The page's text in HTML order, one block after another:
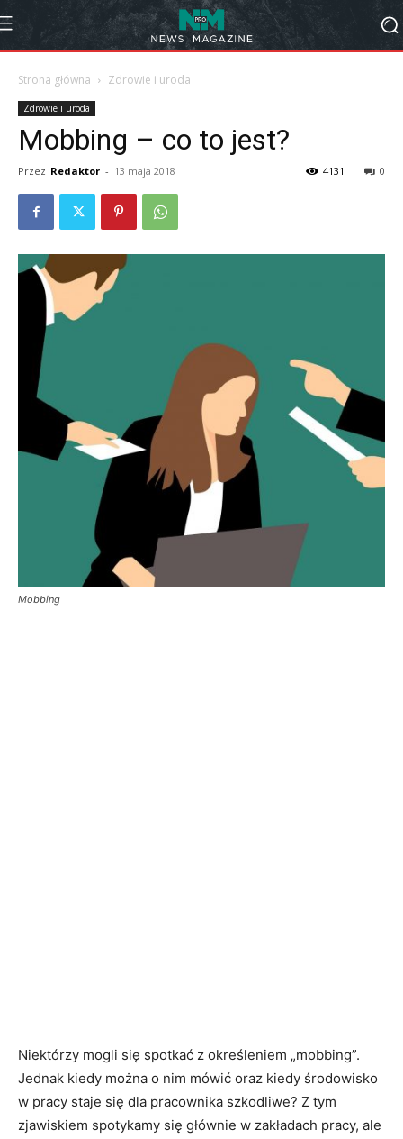
Strona główna Zdrowie i uroda
Zdrowie i uroda
Mobbing – co to jest?
Przez Redaktor - 13 maja 2018 0
4131
Mobbing
Niektórzy mogli się spotkać z określeniem „mobbing”.
Jednak kiedy można o nim mówić oraz kiedy środowisko
w pracy staje się dla pracownika szkodliwe? Z tym
zjawiskiem spotykamy się głównie w zakładach pracy, ale